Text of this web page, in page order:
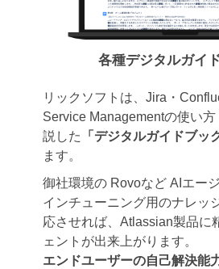
各種デジタルガイ
リックソフトは、Jira・
Service Managementの使い
説した
「デジタルガイドブッ
ます。
御社環境の Rovoなど AIエー
インチューニング用のナレッ
応させれば、Atlassian製品に
ェントが出来上がります。
エンドユーザーの自己解決能